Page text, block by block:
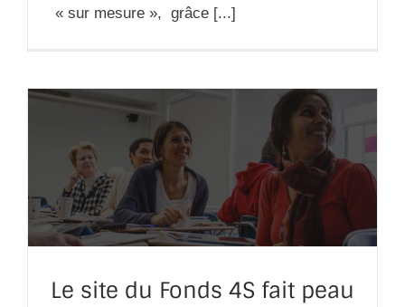
« sur mesure », grâce [...]
Le site du Fonds 4S fait peau